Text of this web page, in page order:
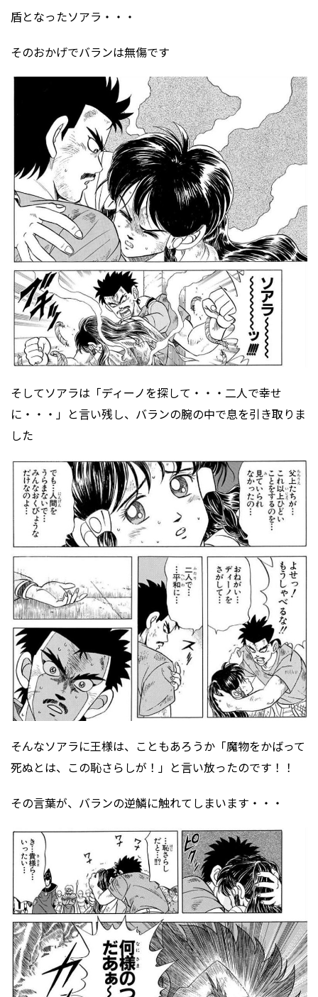
盾となったソアラ・・・
そのおかげでバランは無傷です
そしてソアラは「ディーノを探して・・・二人で幸せ
に・・・」と言い残し、バランの腕の中で息を引き取りま
した
そんなソアラに王様は、こともあろうか「魔物をかばって
死ぬとは、この恥さらしが！」と言い放ったのです！！
その言葉が、バランの逆鱗に触れてしまいます・・・